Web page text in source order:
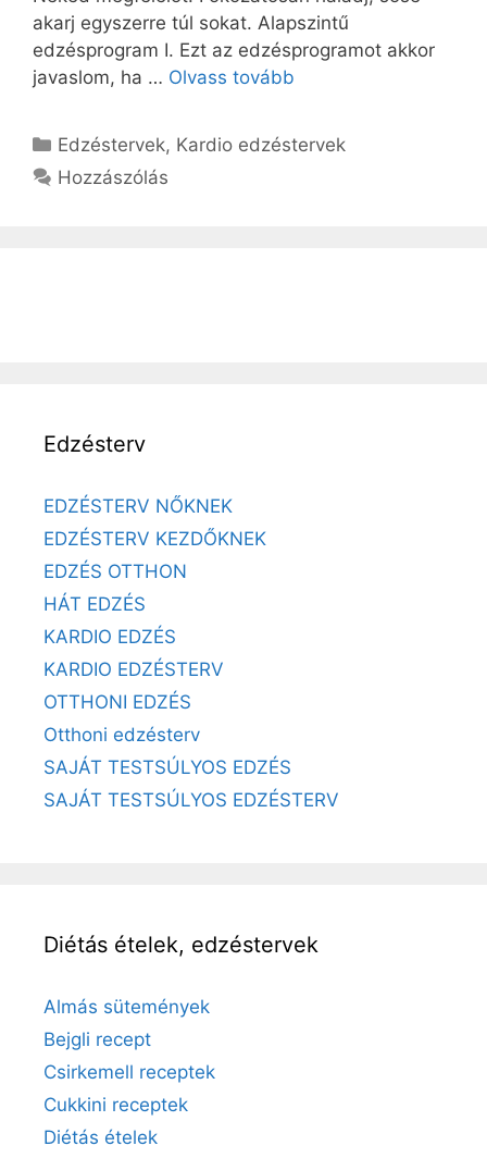
akarj egyszerre túl sokat. Alapszintű
edzésprogram I. Ezt az edzésprogramot akkor
javaslom, ha … Olvass tovább
Kategória
Edzéstervek, Kardio edzéstervek
Hozzászólás
Edzésterv
EDZÉSTERV NŐKNEK
EDZÉSTERV KEZDŐKNEK
EDZÉS OTTHON
HÁT EDZÉS
KARDIO EDZÉS
KARDIO EDZÉSTERV
OTTHONI EDZÉS
Otthoni edzésterv
SAJÁT TESTSÚLYOS EDZÉS
SAJÁT TESTSÚLYOS EDZÉSTERV
Diétás ételek, edzéstervek
Almás sütemények
Bejgli recept
Csirkemell receptek
Cukkini receptek
Diétás ételek